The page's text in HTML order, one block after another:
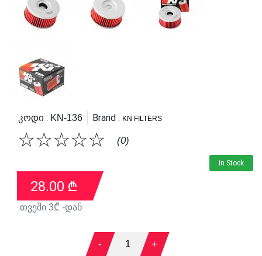
Კოდი : KN-136 Brand : KN FILTERS
☆
☆
☆
☆
☆ (0)
In Stock
28.00 ₾
თვეში 3₾ -დან
- 1 +